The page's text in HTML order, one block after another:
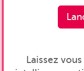
Laissez